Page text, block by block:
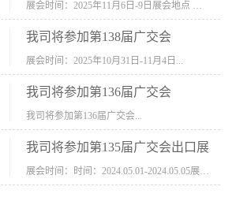
我司将参加第138届广交会
展会时间：2025年10月31日-11月4日...
我司将参加第136届广交会
我司将参加第136届广交会...
我司将参加第135届广交会出口展
展会时间：时间：2024.05.01-2024.05.05展会地址：中国进出口商品交易会展馆福建康莱宝公司展位号12.1G37-38、H11-12，浙江康莱宝展位号17.1B23-24、C19-20...